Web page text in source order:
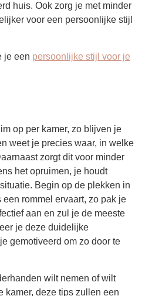
huis. Ook zorg je met minder
voor een persoonlijke stijl
je een persoonlijke stijl voor je
op per kamer, zo blijven je
weet je precies waar, in welke
zorgt dit voor minder
het opruimen, je houdt
Begin op de plekken in
rommel ervaart, zo pak je
aan en zul je de meeste
je deze duidelijke
gemotiveerd om zo door te
wilt nemen of wilt
kamer, deze tips zullen een